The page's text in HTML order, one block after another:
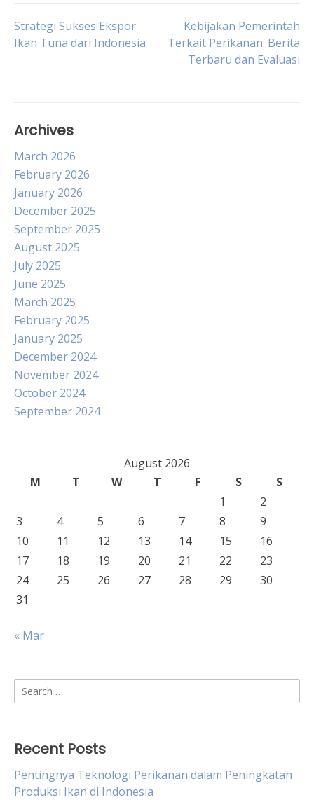
Post
Strategi Sukses Ekspor
Ikan Tuna dari Indonesia
Kebijakan Pemerintah
Terkait Perikanan: Berita
Terbaru dan Evaluasi
Archives
March 2026
February 2026
January 2026
December 2025
September 2025
August 2025
July 2025
June 2025
March 2025
February 2025
January 2025
December 2024
November 2024
October 2024
September 2024
August 2026
M
T W T F S
S
1
2
3
4 5 6 7 8
9
10
11 12 13 14 15
16
17
18 19 20 21 22
23
24
25 26 27 28 29
30
31
« Mar
Search
for:
Recent Posts
Pentingnya Teknologi Perikanan dalam Peningkatan
Produksi Ikan di Indonesia